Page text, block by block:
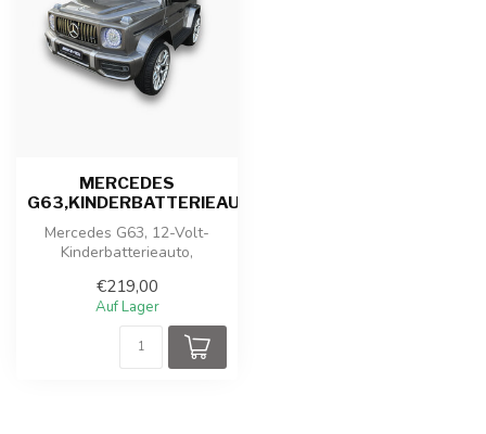
MERCEDES
G63,KINDERBATTERIEAUTO
Mercedes G63, 12-Volt-
Kinderbatterieauto,
mehr!
€219,00
Auf Lager